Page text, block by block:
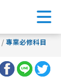
/ 專業必修科目